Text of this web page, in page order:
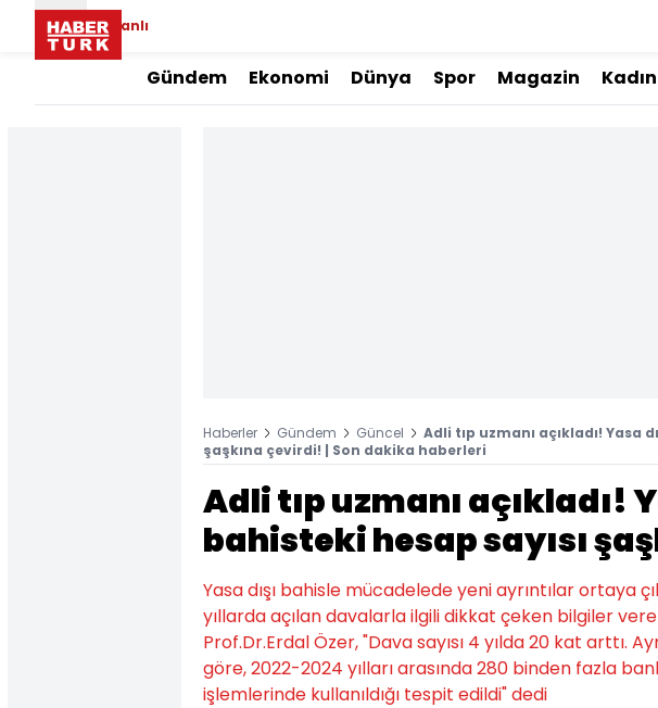
Canlı
Gündem Ekonomi Dünya Spor Magazin Kadın
Haberler Gündem Güncel
Adli tıp uzmanı açıkladı! Yasa
şaşkına çevirdi! | Son dakika haberleri
Adli tıp uzmanı açıkladı!
bahisteki hesap sayısı
Yasa dışı bahisle mücadelede yeni ayrıntılar ortaya
yıllarda açılan davalarla ilgili dikkat çeken bilgiler
Prof.Dr.Erdal Özer, "Dava sayısı 4 yılda 20 kat arttı.
göre, 2022-2024 yılları arasında 280 binden fazla
işlemlerinde kullanıldığı tespit edildi" dedi